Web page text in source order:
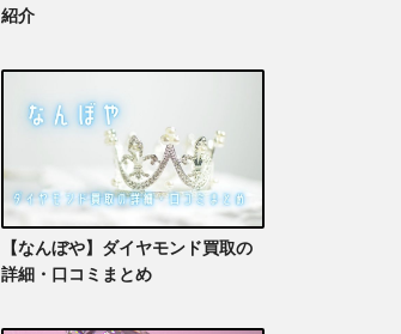
紹介
【なんぼや】ダイヤモンド買取の
詳細・口コミまとめ